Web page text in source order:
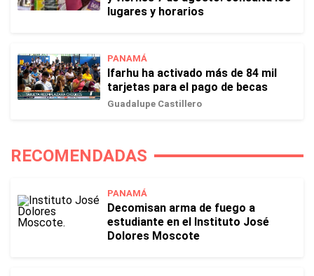
lugares y horarios
PANAMÁ
Ifarhu ha activado más de 84 mil
tarjetas para el pago de becas
Guadalupe Castillero
RECOMENDADAS
PANAMÁ
Decomisan arma de fuego a
estudiante en el Instituto José
Dolores Moscote